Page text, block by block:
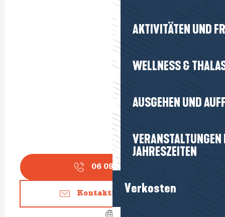
AKTIVITÄTEN UND
WELLNESS &
AUSGEHEN UND
JAHRESZEITEN
Verkosten
06 09 72 65
Kontaktieren Sie uns